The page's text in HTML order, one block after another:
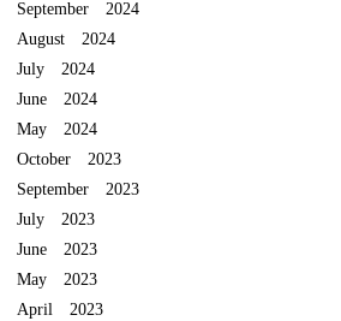
September 2024
August 2024
July 2024
June 2024
May 2024
October 2023
September 2023
July 2023
June 2023
May 2023
April 2023